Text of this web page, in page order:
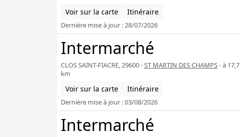
Voir sur la carte Itinéraire
Dernière mise à jour : 28/07/2026
Intermarché
CLOS SAINT-FIACRE, 29600 -ST MARTIN DES CHAMPS- à 17,7
km
Voir sur la carte Itinéraire
Dernière mise à jour : 03/08/2026
Intermarché